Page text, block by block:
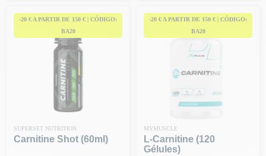
-20 € A PARTIR DE 150 € | CÓDIGO:
BA20
SUPERSET NUTRITION
Carnitine Shot (60ml)
-20 € A PARTIR DE 150 € | CÓDIGO:
BA20
MYMUSCLE
L-Carnitine (120
Gélules)